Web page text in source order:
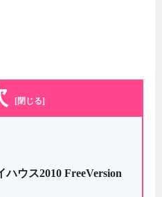
[閉じる]
ウス2010 FreeVersion